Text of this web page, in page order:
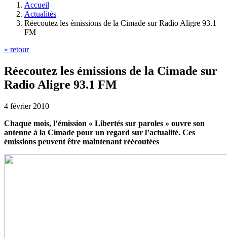
Accueil
Actualités
Réecoutez les émissions de la Cimade sur Radio Aligre 93.1
FM
» retour
Réecoutez les émissions de la Cimade sur
Radio Aligre 93.1 FM
4 février 2010
Chaque mois, l’émission « Libertés sur paroles » ouvre son
antenne à la Cimade pour un regard sur l’actualité. Ces
émissions peuvent être maintenant réécoutées